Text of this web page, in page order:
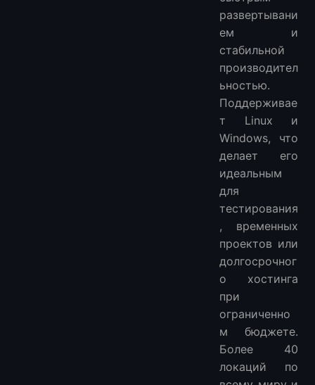
развертывани
ем и
стабильной
производител
ьностью.
Поддерживае
т Linux и
Windows, что
делает его
идеальным
для
тестирования
, временных
проектов или
долгосрочног
о хостинга
при
ограниченно
м бюджете.
Более 40
локаций по